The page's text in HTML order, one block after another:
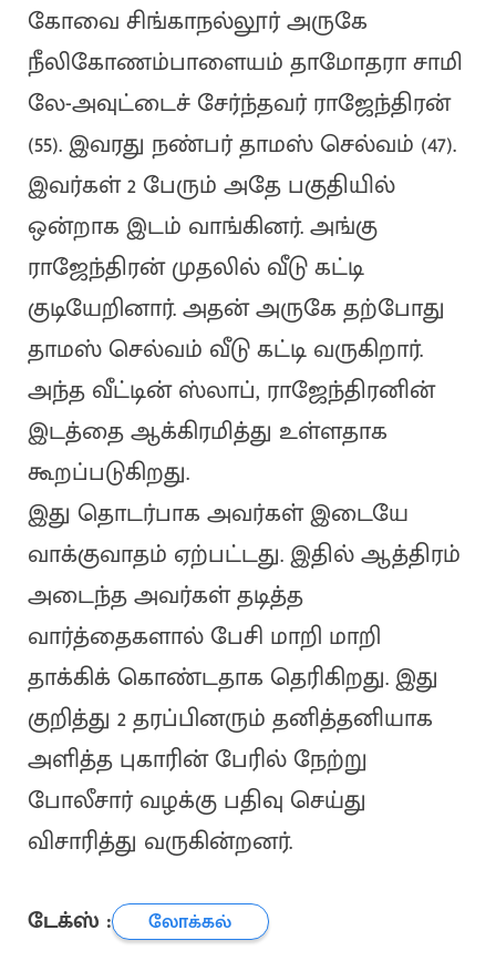
கோவை சிங்காநல்லூர் அருகே
நீலிகோணம்பாளையம் தாமோதரா சாமி
லே-அவுட்டைச் சேர்ந்தவர் ராஜேந்திரன்
(55). இவரது நண்பர் தாமஸ் செல்வம் (47).
இவர்கள் 2 பேரும் அதே பகுதியில்
ஒன்றாக இடம் வாங்கினர். அங்கு
ராஜேந்திரன் முதலில் வீடு கட்டி
குடியேறினார். அதன் அருகே தற்போது
தாமஸ் செல்வம் வீடு கட்டி வருகிறார்.
அந்த வீட்டின் ஸ்லாப், ராஜேந்திரனின்
இடத்தை ஆக்கிரமித்து உள்ளதாக
கூறப்படுகிறது.
இது தொடர்பாக அவர்கள் இடையே
வாக்குவாதம் ஏற்பட்டது. இதில் ஆத்திரம்
அடைந்த அவர்கள் தடித்த
வார்த்தைகளால் பேசி மாறி மாறி
தாக்கிக் கொண்டதாக தெரிகிறது. இது
குறித்து 2 தரப்பினரும் தனித்தனியாக
அளித்த புகாரின் பேரில் நேற்று
போலீசார் வழக்கு பதிவு செய்து
விசாரித்து வருகின்றனர்.
டேக்ஸ் : லோக்கல்